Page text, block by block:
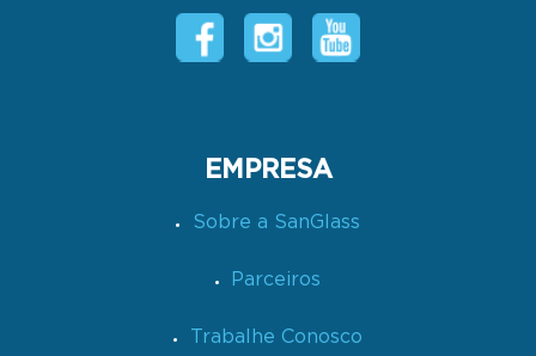
EMPRESA
Sobre a SanGlass
Parceiros
Trabalhe Conosco